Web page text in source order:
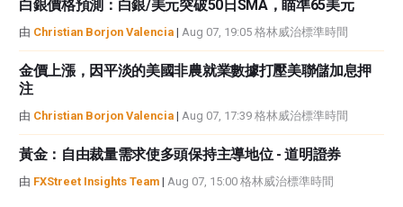
白銀價格預測：白銀/美元突破50日SMA，瞄準65美元
由 Christian Borjon Valencia | Aug 07, 19:05 格林威治標準時間
金價上漲，因平淡的美國非農就業數據打壓美聯儲加息押
注
由 Christian Borjon Valencia | Aug 07, 17:39 格林威治標準時間
黃金：自由裁量需求使多頭保持主導地位 - 道明證券
由 FXStreet Insights Team | Aug 07, 15:00 格林威治標準時間